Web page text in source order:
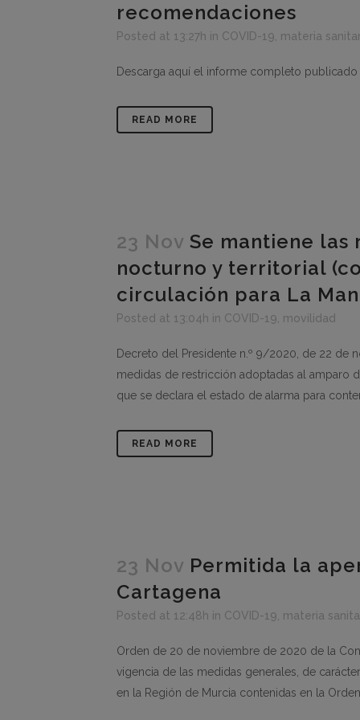
recomendaciones
Posted at 13:27h in COVID-19 materia
Descarga aquí el informe completo publicado
READ MORE
23 Nov Se mantiene
nocturno y territorial
circulación para La
Posted at 13:04h in COVID-19 movilidad
Decreto del Presidente n.º 9/2020, de 22 de
medidas de restricción adoptadas al amparo
que se declara el estado de alarma para
READ MORE
23 Nov Permitida la
Cartagena
Posted at 12:48h in COVID-19 materia
Orden de 20 de noviembre de 2020 de la
vigencia de las medidas generales, de
en la Región de Murcia contenidas en la